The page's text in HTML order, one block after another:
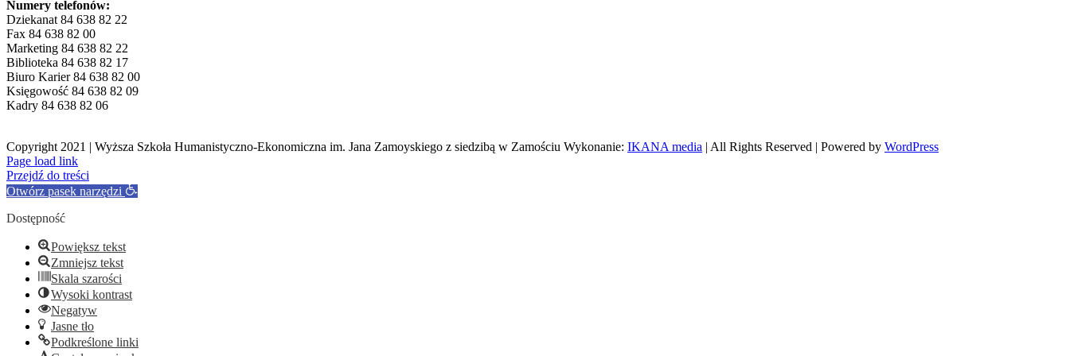
Numery telefonów:
Dziekanat 84 638 82 22
Fax 84 638 82 00
Marketing 84 638 82 22
Biblioteka 84 638 82 17
Biuro Karier 84 638 82 00
Księgowość 84 638 82 09
Kadry 84 638 82 06
Copyright 2021 | Wyższa Szkoła Humanistyczno-Ekonomiczna im. Jana Zamoyskiego z siedzibą w Zamościu Wykonanie: IKANA media | All Rights Reserved | Powered by WordPress
Facebook
Page load link
Przejdź do treści
Otwórz pasek narzędzi
Dostępność
Powiększ tekst
Zmniejsz tekst
Skala szarości
Wysoki kontrast
Negatyw
Jasne tło
Podkreślone linki